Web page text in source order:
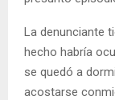
La denunciante
hecho habría
se quedó a
acostarse